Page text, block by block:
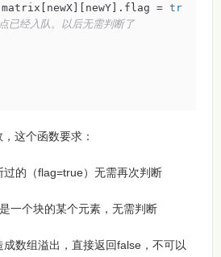
= tr
已经入队。以后无需判断了
这个函数要求：
过的（flag=true）无需再次判断
一个块的某个元素，无需判断
数组溢出，直接返回false，不可以